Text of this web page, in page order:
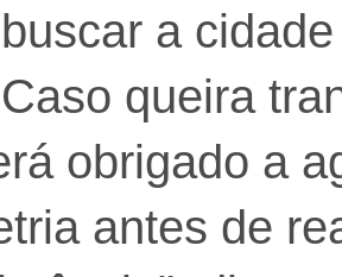
a
queira
obrigado a
antes de